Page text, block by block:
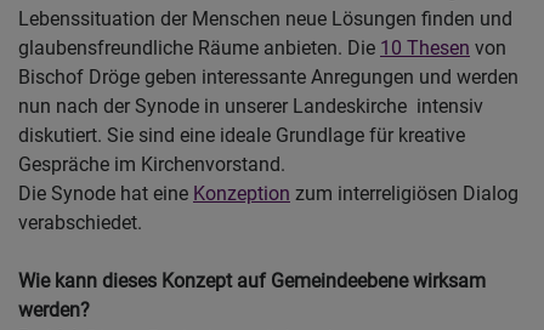
Lebenssituation der Menschen neue Lösungen finden und
glaubensfreundliche Räume anbieten. Die 10 Thesen von
Bischof Dröge geben interessante Anregungen und werden
nun nach der Synode in unserer Landeskirche intensiv
diskutiert. Sie sind eine ideale Grundlage für kreative
Gespräche im Kirchenvorstand.
Die Synode hat eine Konzeption zum interreligiösen Dialog
verabschiedet.
Wie kann dieses Konzept auf Gemeindeebene wirksam
werden?